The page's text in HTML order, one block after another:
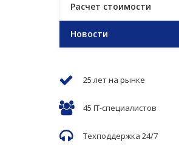
Расчет стоимости
Новости
25 лет на рынке
45 IT-специалистов
Техподдержка 24/7